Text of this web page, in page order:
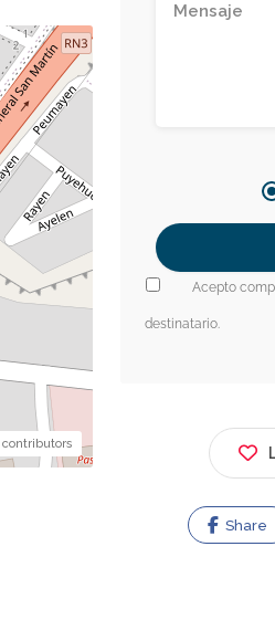
contributors
Acepto
destinatario.
Share